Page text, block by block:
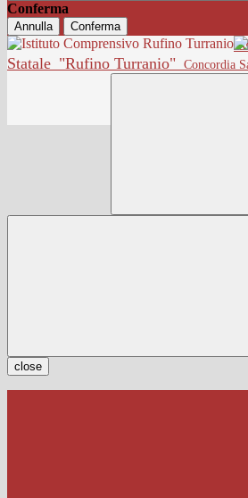
Conferma
Annulla Conferma
Statale "Rufino Turranio" Concordia
close